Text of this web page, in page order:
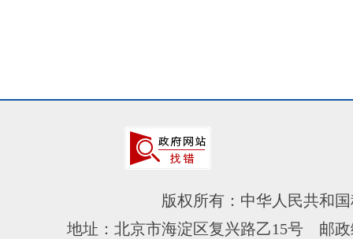
版权所有：中华人民共和
地址：北京市海淀区复兴路乙15号 邮